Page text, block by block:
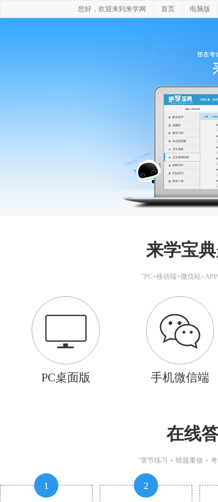
您好，欢迎来到来学网 首页 电脑版
来学宝
"PC+移动端+微信站
PC桌面版 手机微信端
在线
“章节练习 + 错题重做 +
1 2